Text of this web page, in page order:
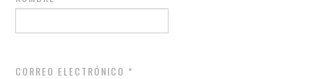
CORREO ELECTRÓNICO *